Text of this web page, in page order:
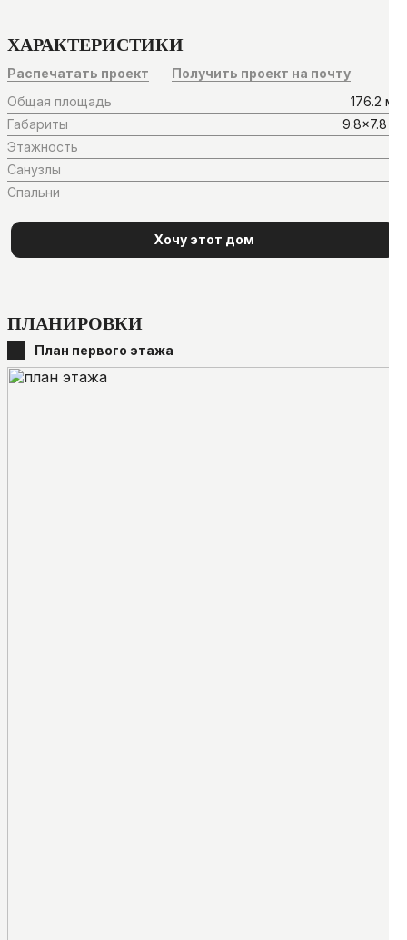
ХАРАКТЕРИСТИКИ
Распечатать проект
Получить проект на почту
Общая площадь
176.2 м²
Габариты
9.8×7.8 м
Этажность
Санузлы
Спальни
Хочу этот дом
ПЛАНИРОВКИ
План первого этажа